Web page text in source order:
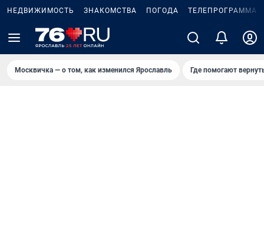
НЕДВИЖИМОСТЬ ЗНАКОМСТВА ПОГОДА ТЕЛЕПРОГРАММА
Москвичка — о том, как изменился Ярославль Где помогают